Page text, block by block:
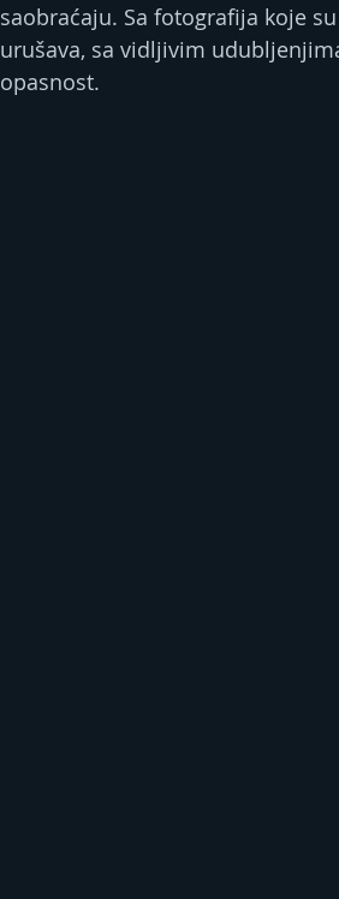
saobraćaju. Sa fotografija koje
urušava, sa vidljivim
opasnost.